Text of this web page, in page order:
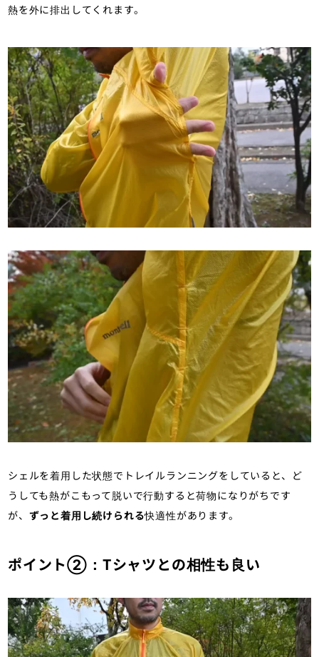
熱を外に排出してくれます。
シェルを着用した状態でトレイルランニングをしていると、ど
うしても熱がこもって脱いで行動すると荷物になりがちです
が、 ずっと着用し続けられる快適性があります。
ポイント②：Tシャツとの相性も良い